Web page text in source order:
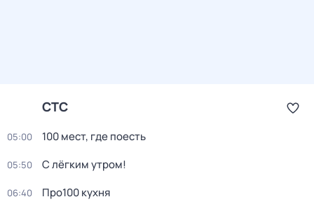
СТС
05:00 100 мест, где поесть
05:50 С лёгким утром!
06:40 Про100 кухня